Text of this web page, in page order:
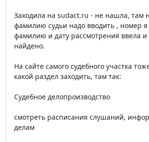
Заходила на sudact.ru - не нашла, там
фамилию судьи надо вводить , номер
фамилию и дату рассмотрения ввела и
найдено.
На сайте самого судебного участка
какой раздел заходить, там так:
Судебное делопроизводство
смотреть расписания слушаний,
делам